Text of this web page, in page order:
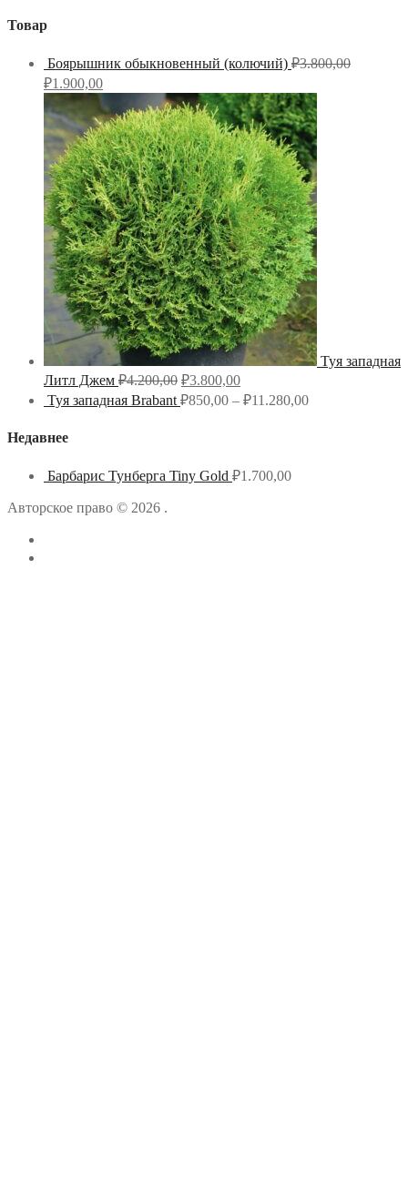
Товар
Боярышник обыкновенный (колючий) ₽3.800,00
₽1.900,00
Туя западная
Литл Джем ₽4.200,00 ₽3.800,00
Туя западная Brabant ₽850,00 – ₽11.280,00
Недавнее
Барбарис Тунберга Tiny Gold ₽1.700,00
Авторское право © 2026 .